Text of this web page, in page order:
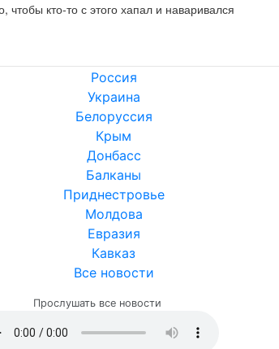
кто-то с этого хапал и наваривался
Россия
Украина
Белоруссия
Крым
Донбасс
Балканы
Приднестровье
Молдова
Евразия
Кавказ
Все новости
Прослушать все новости